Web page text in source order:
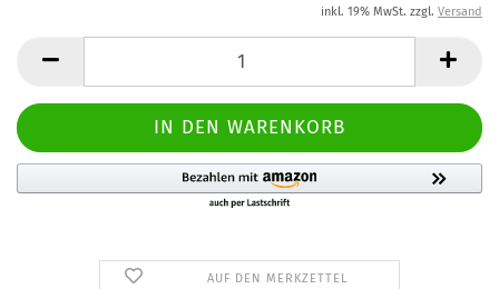
inkl. 19% MwSt. zzgl. Versand
AUF DEN MERKZETTEL